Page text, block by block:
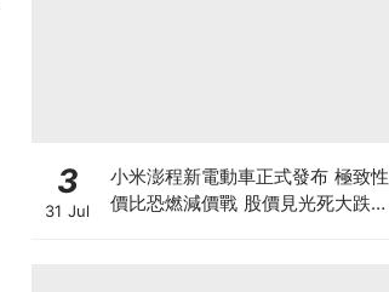
3
31 Jul
小米澎程新電動車正式發布 極致性
價比恐燃減價戰 股價見光死大跌